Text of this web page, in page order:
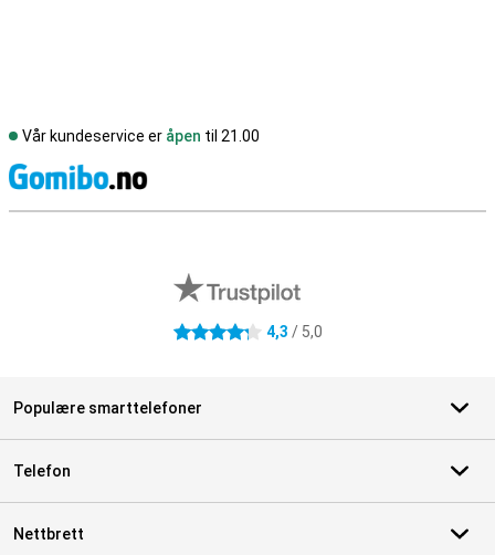
Vår kundeservice er åpen til 21.00
4.3 stjerner 4,3 / 5,0
Populære smarttelefoner
Telefon
Nettbrett